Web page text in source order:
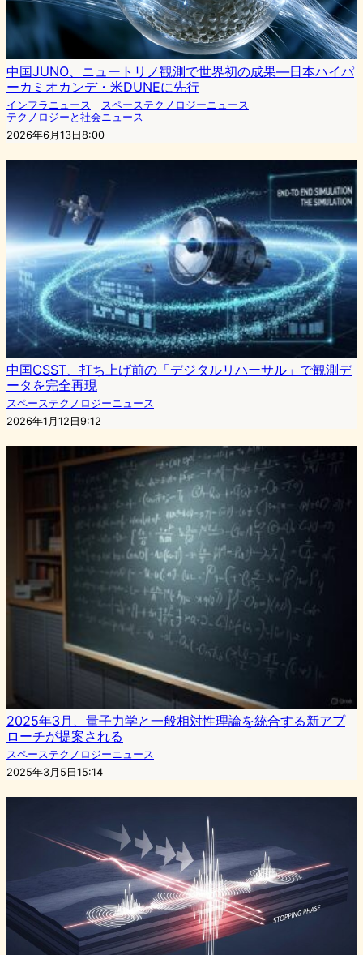
中国JUNO、ニュートリノ観測で世界初の成果―日本ハイパ
ーカミオカンデ・米DUNEに先行
インフラニュース ｜ スペーステクノロジーニュース ｜
テクノロジーと社会ニュース
2026年6月13日8:00
中国CSST、打ち上げ前の「デジタルリハーサル」で観測デ
ータを完全再現
スペーステクノロジーニュース
2026年1月12日9:12
2025年3月、量子力学と一般相対性理論を統合する新アプ
ローチが提案される
スペーステクノロジーニュース
2025年3月5日15:14